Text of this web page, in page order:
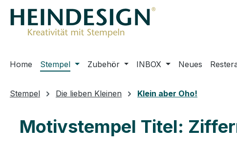
Hauptinhalt springen
Zur Suche springen
Zur Hauptnavigation springen
Home Stempel Zubehör INBOX Neues
Stempel Die lieben Kleinen Klein aber Oho!
Motivstempel Titel: